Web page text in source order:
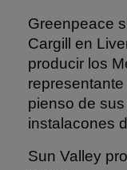
Greenpeace
Cargill en
producir los
pienso de
instalacones
Sun Valley